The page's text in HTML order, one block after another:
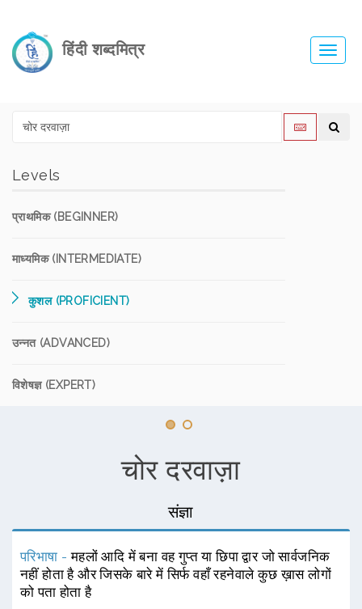
हिंदी शब्दमित्र
Levels
प्राथमिक (BEGINNER)
माध्यमिक (INTERMEDIATE)
कुशल (PROFICIENT)
उन्नत (ADVANCED)
विशेषज्ञ (EXPERT)
चोर दरवाज़ा
संज्ञा
परिभाषा -महलों आदि में बना वह गुप्त या छिपा द्वार जो सार्वजनिक
नहीं होता है और जिसके बारे में सिर्फ वहाँ रहनेवाले कुछ ख़ास लोगों
को पता होता है